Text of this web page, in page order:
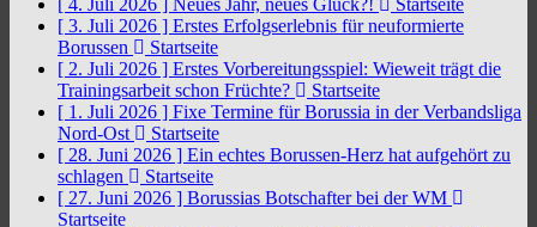
[ 4. Juli 2026 ] Neues Jahr, neues Glück?!
Startseite
[ 3. Juli 2026 ] Erstes Erfolgserlebnis für neuformierte
Borussen
Startseite
[ 2. Juli 2026 ] Erstes Vorbereitungsspiel: Wieweit trägt die
Trainingsarbeit schon Früchte?
Startseite
[ 1. Juli 2026 ] Fixe Termine für Borussia in der Verbandsliga
Nord-Ost
Startseite
[ 28. Juni 2026 ] Ein echtes Borussen-Herz hat aufgehört zu
schlagen
Startseite
[ 27. Juni 2026 ] Borussias Botschafter bei der WM
Startseite